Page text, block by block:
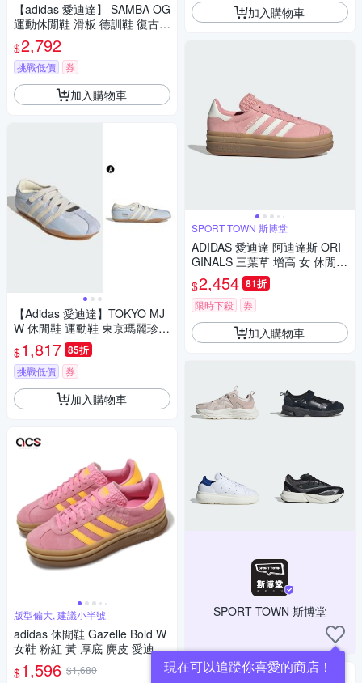
【adidas 愛迪達】 SAMBA OG
運動休閒鞋 滑板 德訓鞋 復古
女鞋 - Originals IH6978
$2,792
挑戰低價 券
加入購物車
【Adidas 愛迪達】TOKYO MJ
W 休閒鞋 運動鞋 東京瑪麗珍鞋
薄底設計 女 A-IH4001
$1,817 85折
挑戰低價 券
加入購物車
版型偏大, 建議小半號
adidas 休閒鞋 Gazelle Bold W
女鞋 粉紅 黃 厚底 麂皮 愛迪達
IF4498
$1,596 $1,680
加入購物車
SPORT TOWN 斯博堂
ADIDAS 愛迪達 阿迪達斯 ORI
GINALS 三葉草 增高 女 休閒
鞋-粉紅色系-GAZELLE BOLD
W-JS3903
$2,454 81折
限時下殺 券
加入購物車
SPORT TOWN 斯博堂
現在可以追蹤你喜愛的商店！